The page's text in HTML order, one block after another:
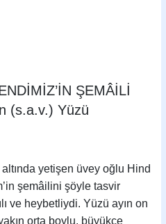
ŞEMÂİLİ
(s.a.v.) Yüzü
yetişen üvey oğlu Hind
şemâilini şöyle tasvir
ve heybetliydi. Yüzü ayın on
orta boylu, büyükçe